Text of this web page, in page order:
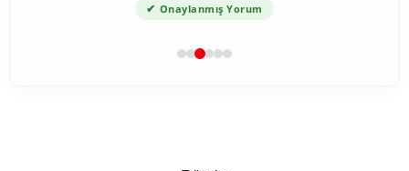
✔ Onaylanmış Yorum